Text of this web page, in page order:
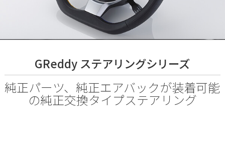
GReddy ステアリングシリーズ
純正パーツ、純正エアバックが装着可能
の純正交換タイプステアリング